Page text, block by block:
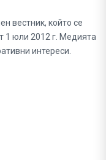
вестник, който се
1 юли 2012 г. Медията
интереси.